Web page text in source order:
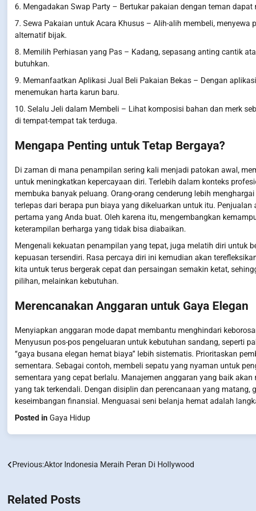
6. Mengadakan Swap Party – Bertukar pakaian dengan teman
7. Sewa Pakaian untuk Acara Khusus – Alih-alih membeli,
alternatif bijak.
8. Memilih Perhiasan yang Pas – Kadang, sepasang anting cantik
butuhkan.
9. Memanfaatkan Aplikasi Jual Beli Pakaian Bekas – Dengan
menemukan harta karun baru.
10. Selalu Jeli dalam Membeli – Lihat komposisi bahan dan merk
di tempat-tempat tak terduga.
Mengapa Penting untuk Tetap Bergaya?
Di zaman di mana penampilan sering kali menjadi patokan awal,
untuk meningkatkan kepercayaan diri. Terlebih dalam konteks
membuka banyak peluang. Orang-orang cenderung lebih
terlepas dari berapa pun biaya yang dikeluarkan untuk itu.
pertama yang Anda buat. Oleh karena itu, mengembangkan
keterampilan berharga yang tidak bisa diabaikan.
Mengenali kekuatan penampilan yang tepat, juga melatih diri untuk
kepuasan tersendiri. Rasa percaya diri ini kemudian akan
kita untuk terus bergerak cepat dan persaingan semakin ketat,
pilihan, melainkan kebutuhan.
Merencanakan Anggaran untuk Gaya Elegan
Menyiapkan anggaran mode dapat membantu menghindari
Menyusun pos-pos pengeluaran untuk kebutuhan sandang, seperti
“gaya busana elegan hemat biaya” lebih sistematis. Prioritaskan
sementara. Sebagai contoh, membeli sepatu yang nyaman untuk
sementara yang cepat berlalu. Manajemen anggaran yang baik
yang tak terkendali. Dengan disiplin dan perencanaan yang
keseimbangan finansial. Menguasai seni belanja hemat adalah
Posted in Gaya Hidup
Post
Previous:Aktor Indonesia Meraih Peran Di Hollywood
Related Posts